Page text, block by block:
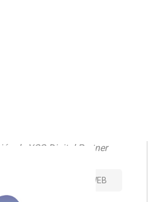
de YCG Digital Partner
VISITAR SITIO WEB